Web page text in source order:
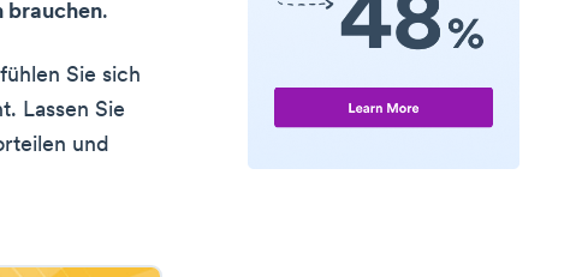
brauchen.
Sie sich
Lassen Sie
und